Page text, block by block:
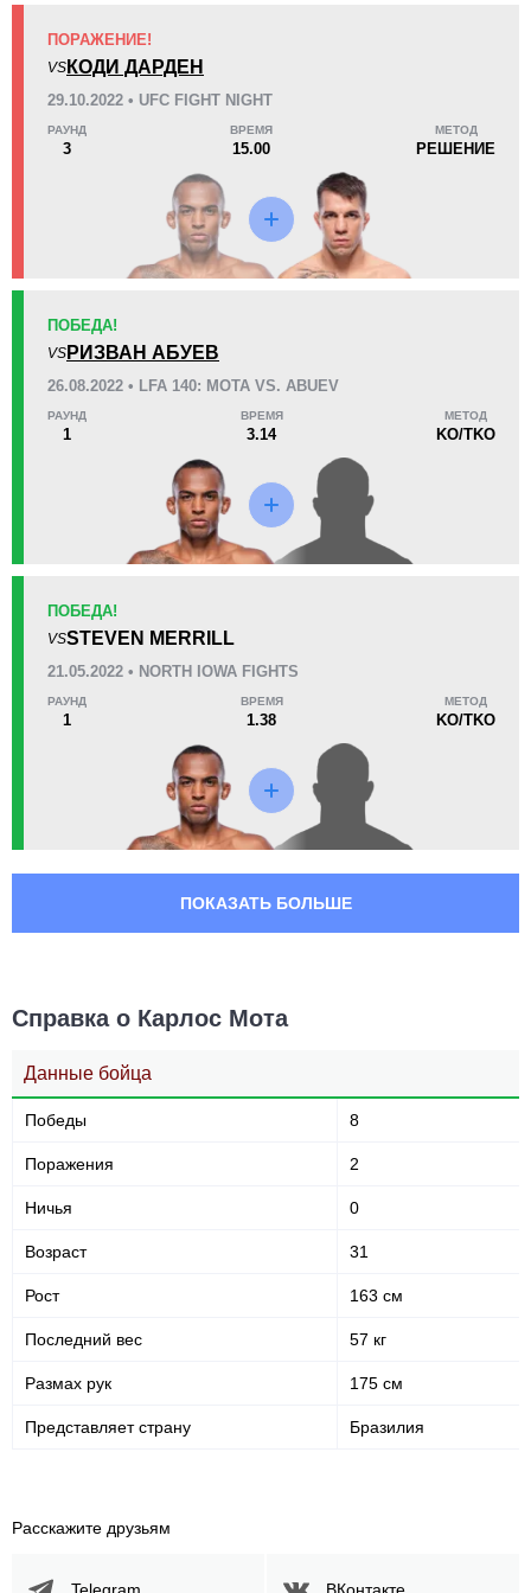
KO/TKO
1(50%)
11:05 3
Финиши в первом раунде
Статистика боев по организациям
UFC
LFA
NIF
ПОРАЖЕНИЕ!
VS КОДИ ДАРДЕН
29.10.2022 • UFC FIGHT NIGHT
РАУНД
3
ВРЕМЯ
15.00
МЕТОД
РЕШЕНИЕ
ПОБЕДА!
VS РИЗВАН АБУЕВ
26.08.2022 • LFA 140: MOTA VS. ABUEV
РАУНД
1
ВРЕМЯ
3.14
МЕТОД
KO/TKO
ПОБЕДА!
VSSTEVEN MERRILL
21.05.2022 • NORTH IOWA FIGHTS
РАУНД
1
ВРЕМЯ
1.38
МЕТОД
KO/TKO
ПОКАЗАТЬ БОЛЬШЕ
Справка о Карлос Мота
Данные бойца
Победы 8
Поражения 2
Ничья 0
Возраст 31
Рост 163 см
Последний вес 57 кг
Размах рук 175 см
Представляет страну Бразилия
Расскажите друзьям
Telegram ВКонтакте